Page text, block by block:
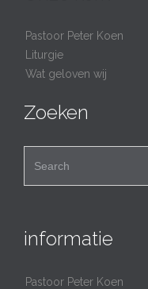
Pastoor Peter Koen
Liturgie
Wat geloven wij
Zoeken
informatie
Pastoor Peter Koen